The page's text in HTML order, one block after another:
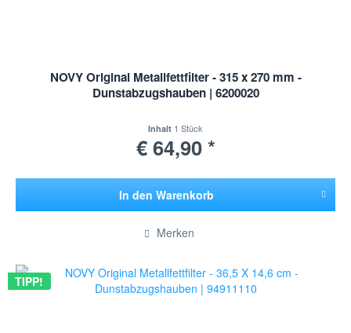
NOVY Original Metallfettfilter - 315 x 270 mm -
Dunstabzugshauben | 6200020
Inhalt 1 Stück
€ 64,90 *
In den Warenkorb
Hinzugefügt
Merken
TIPP!